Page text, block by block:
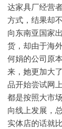
达家具厂经营
方式，结果却
向东南亚国家
货，却由于海
何娟的公司原
来，她更加大
品开始尝试网
都是按照大市
向线上发展，
实体店的话就